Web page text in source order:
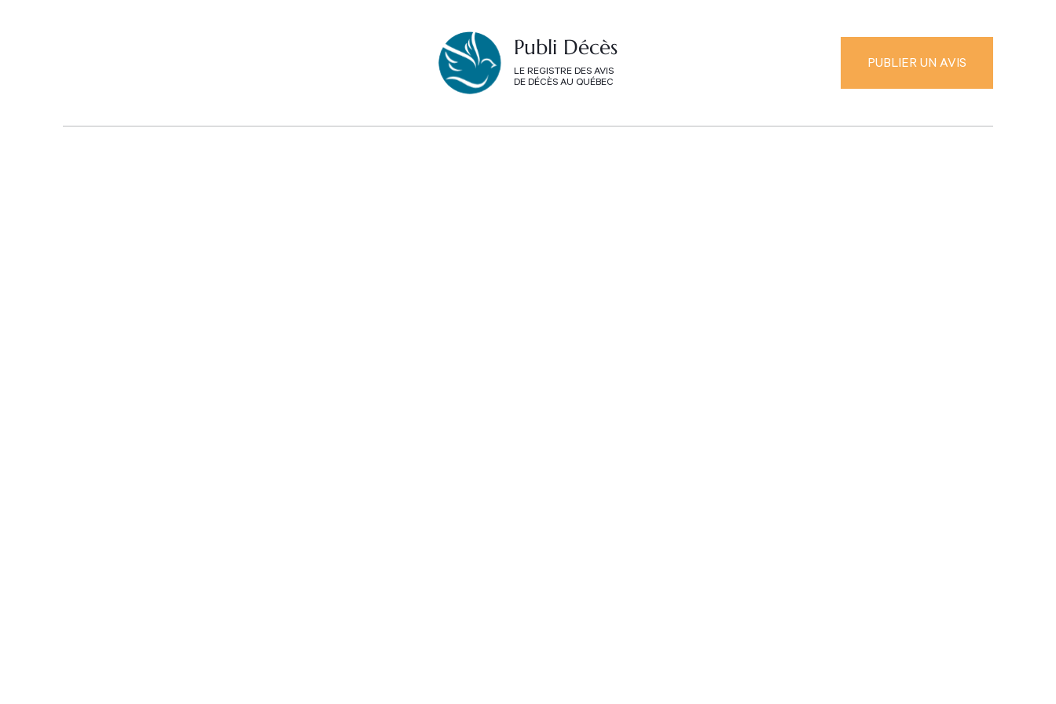
Publi Décès
LE REGISTRE DES AVIS
DE DÉCÈS AU QUÉBEC
PUBLIER UN AVIS
Confidentialité Conditions d’utilisation
© 2026 Publi Décès. Tous droits réservés.